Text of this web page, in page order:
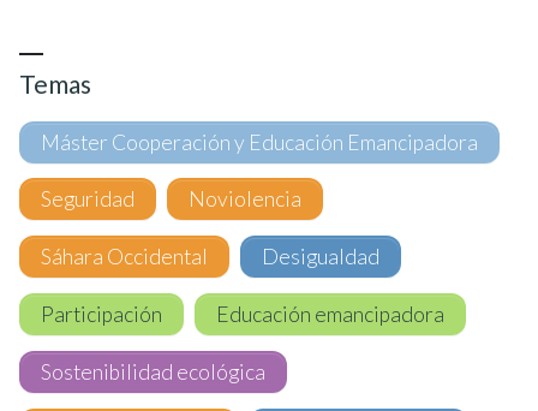
Temas
Máster Cooperación y Educación Emancipadora
Seguridad Noviolencia
Sáhara Occidental Desigualdad
Participación Educación emancipadora
Sostenibilidad ecológica